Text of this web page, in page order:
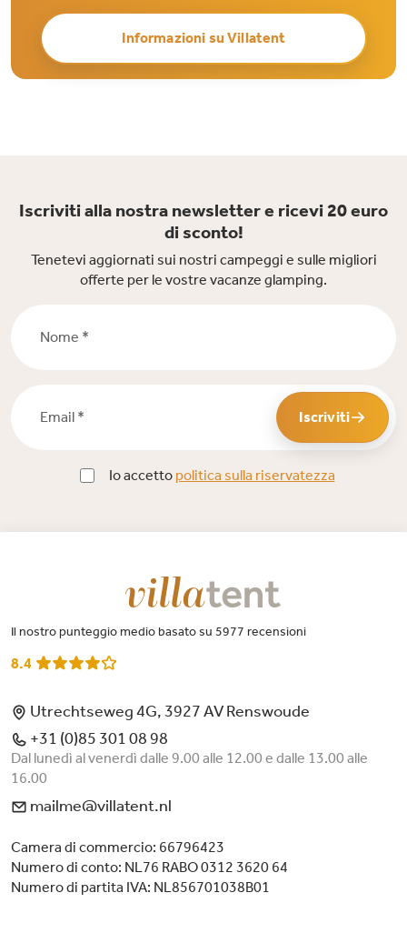
Informazioni su Villatent
Iscriviti alla nostra newsletter e ricevi 20 euro
di sconto!
Tenetevi aggiornati sui nostri campeggi e sulle migliori
offerte per le vostre vacanze glamping.
Iscriviti
Io accetto politica sulla riservatezza
Il nostro punteggio medio basato su 5977 recensioni
8.4
Utrechtseweg 4G, 3927 AV Renswoude
+31 (0)85 301 08 98
Dal lunedì al venerdì dalle 9.00 alle 12.00 e dalle 13.00 alle
16.00
mailme@villatent.nl
Camera di commercio: 66796423
Numero di conto: NL76 RABO 0312 3620 64
Numero di partita IVA: NL856701038B01